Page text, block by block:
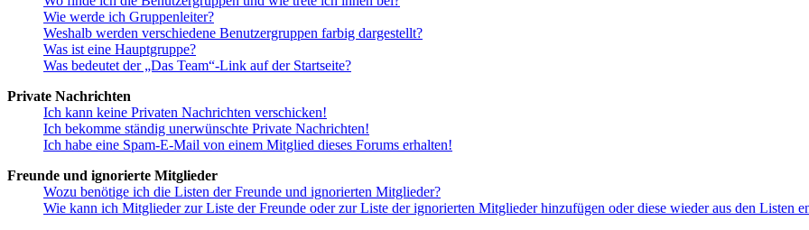
Wie werde ich Gruppenleiter?
Weshalb werden verschiedene Benutzergruppen farbig dargestellt?
Was ist eine Hauptgruppe?
Was bedeutet der „Das Team“-Link auf der Startseite?
Private Nachrichten
Ich kann keine Privaten Nachrichten verschicken!
Ich bekomme ständig unerwünschte Private Nachrichten!
Ich habe eine Spam-E-Mail von einem Mitglied dieses Forums erhalten!
Freunde und ignorierte Mitglieder
Wozu benötige ich die Listen der Freunde und ignorierten Mitglieder?
Wie kann ich Mitglieder zur Liste der Freunde oder zur Liste der ignorierten Mitglieder hinzufügen oder diese wieder aus den Listen